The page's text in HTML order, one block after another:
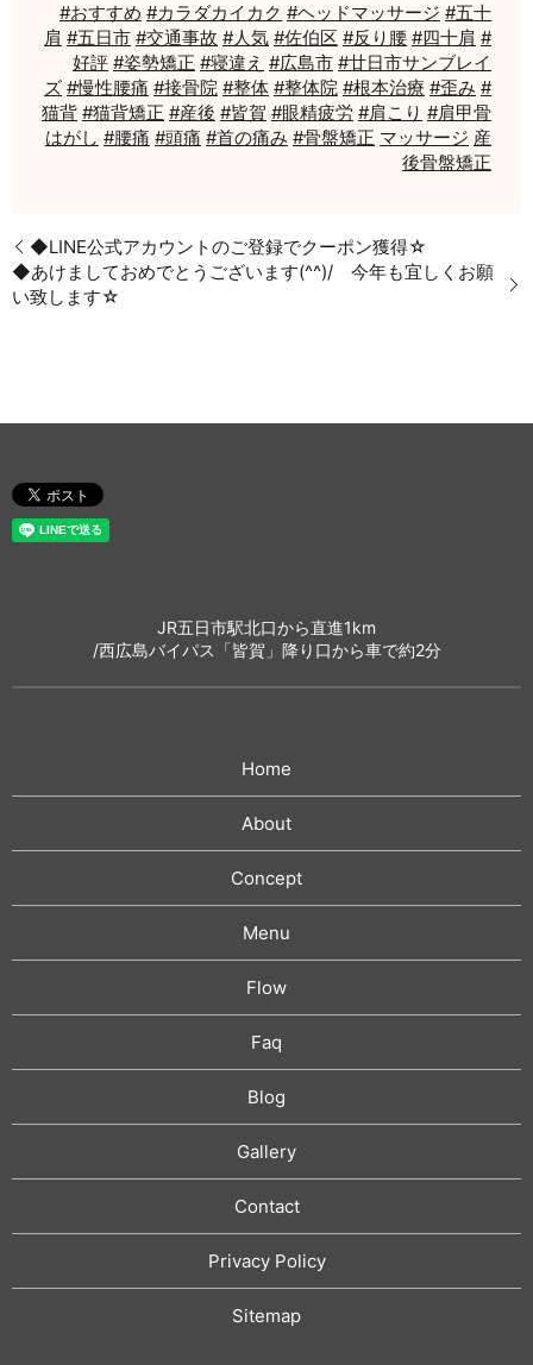
#おすすめ #カラダカイカク #ヘッドマッサージ #五十
肩 #五日市 #交通事故 #人気 #佐伯区 #反り腰 #四十肩 #
好評 #姿勢矯正 #寝違え #広島市 #廿日市サンブレイ
ズ #慢性腰痛 #接骨院 #整体 #整体院 #根本治療 #歪み #
猫背 #猫背矯正 #産後 #皆賀 #眼精疲労 #肩こり #肩甲骨
はがし #腰痛 #頭痛 #首の痛み #骨盤矯正 マッサージ 産
後骨盤矯正
◆LINE公式アカウントのご登録でクーポン獲得☆
◆あけましておめでとうございます(^^)/ 今年も宜しくお願
い致します☆
JR五日市駅北口から直進1km
/西広島バイパス「皆賀」降り口から車で約2分
Home
About
Concept
Menu
Flow
Faq
Blog
Gallery
Contact
Privacy Policy
Sitemap